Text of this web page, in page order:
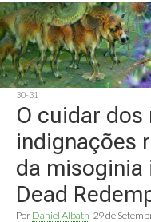
30-31
O cuidar dos
indignações
da misoginia
Dead
Por Daniel Albath 29 de